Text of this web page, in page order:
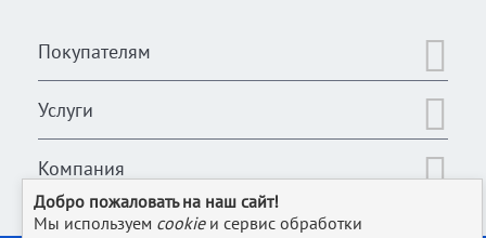
Покупателям
Услуги
Компания
Добро пожаловать на наш сайт!
Мы используем cookieи сервис обработки